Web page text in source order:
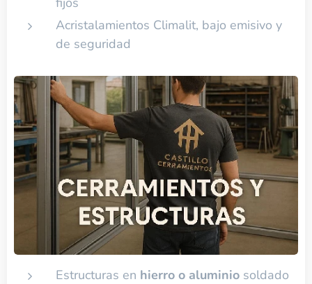
Acristalamientos Climalit, bajo emisivo y
de seguridad
Estructuras en hierro o aluminio soldado